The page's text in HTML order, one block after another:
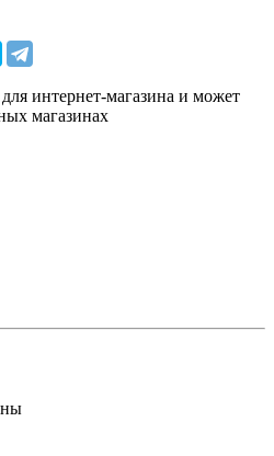
интернет-магазина и может
магазинах